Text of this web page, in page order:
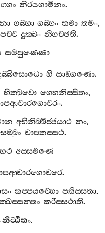
නිරයගාමිනං.
ගබ‍්භා ගබ‍්භං තමා තමං,
දුක‍්ඛං නිගච‍්ඡති.
සමපුණ‍්ණො
හි සාඞ‍්ගණො.
භික‍්ඛවො ගෙහනිස‍්සිතං,
.
අභිනිබ‍්බිජ‍්ජයාථ නං,
චාපකස‍්සථ.
අස‍්සමණෙ
.
කප‍්පයව‍්හො පතිස‍්සතා,
කරිස‍්සථාති.
නිට‍්ඨිතං.